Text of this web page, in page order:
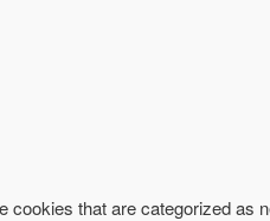
that are categorized